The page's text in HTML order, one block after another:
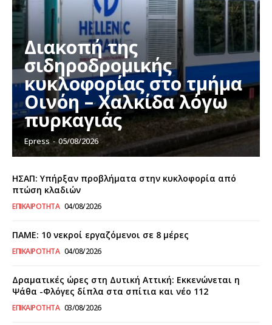
Διακοπή της
σιδηροδρομικής
κυκλοφορίας στο τμήμα
Οινόη – Χαλκίδα λόγω
πυρκαγιάς
Epress - 05/08/2026
ΗΣΑΠ: Υπήρξαν προβλήματα στην κυκλοφορία από
πτώση κλαδιών
ΕΠΙΚΑΙΡΌΤΗΤΑ 04/08/2026
ΠΑΜΕ: 10 νεκροί εργαζόμενοι σε 8 μέρες
ΕΠΙΚΑΙΡΌΤΗΤΑ 04/08/2026
Δραματικές ώρες στη Δυτική Αττική: Εκκενώνεται η
Ψάθα -Φλόγες δίπλα στα σπίτια και νέο 112
ΕΠΙΚΑΙΡΌΤΗΤΑ 03/08/2026